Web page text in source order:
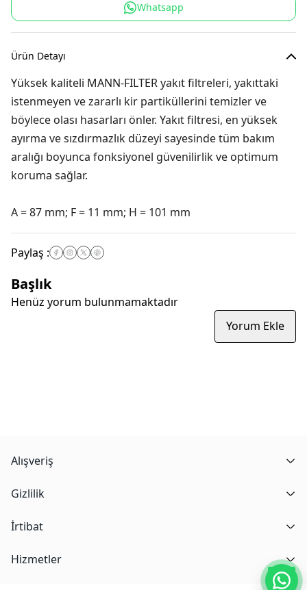
Whatsapp
Ürün Detayı
Yüksek kaliteli MANN-FILTER yakıt filtreleri, yakıttaki
istenmeyen ve zararlı kir partiküllerini temizler ve
böylece olası hasarları önler. Yakıt filtresi, en yüksek
ayırma ve sızdırmazlık düzeyi sayesinde tüm bakım
aralığı boyunca fonksiyonel güvenilirlik ve optimum
koruma sağlar.
A = 87 mm; F = 11 mm; H = 101 mm
Paylaş :
Başlık
Henüz yorum bulunmamaktadır
Yorum Ekle
Alışveriş
Gizlilik
İrtibat
Hizmetler